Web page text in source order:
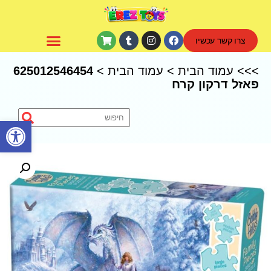
פתח סרגל נגישות
צרו קשר עכשיו
>>> עמוד הבית > עמוד הבית >
625012546454
פאזל דרקון קרח